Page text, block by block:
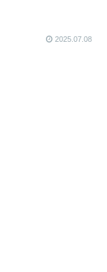
2025.07.08